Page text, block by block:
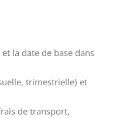
la date de base dans
trimestrielle) et
de transport,